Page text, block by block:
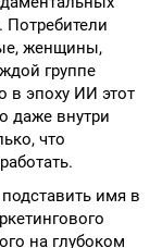
Потребители
женщины,
группе
в эпоху ИИ этот
даже внутри
что
имя в
на глубоком